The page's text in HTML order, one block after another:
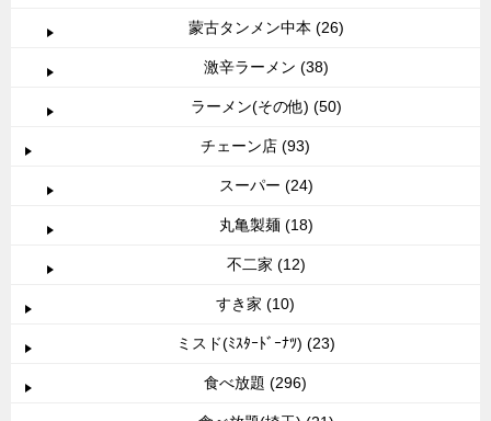
蒙古タンメン中本 (26)
激辛ラーメン (38)
ラーメン(その他) (50)
チェーン店 (93)
スーパー (24)
丸亀製麺 (18)
不二家 (12)
すき家 (10)
ミスド(ﾐｽﾀｰﾄﾞｰﾅﾂ) (23)
食べ放題 (296)